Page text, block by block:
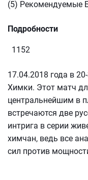
(5) Рекомендуемые
Подробности
1152
17.04.2018 года в
Химки. Этот матч
центральнейшим в
встречаются две
интрига в серии
химчан, ведь все
сил против